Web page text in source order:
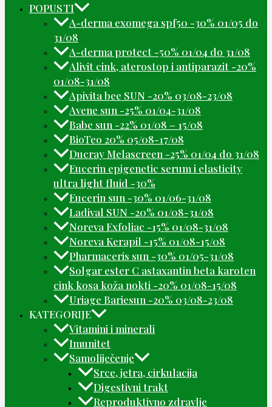
POPUSTI
A-derma exomega spf50 -30% 01/05 do
31/08
A-derma protect -50% 01/04 do 31/08
Alivit cink, aterostop i antiparazit -20%
01/08-31/08
Apivita bee SUN -20% 03/08-23/08
Avene sun -25% 01/04-31/08
Babe sun -22% 01/08 – 15/08
BioTeo 20% 05/08-17/08
Ducray Melascreen -25% 01/04 do 31/08
Eucerin epigenetic serum i elasticity
ultra light fluid -30%
Eucerin sun -30% 01/06-31/08
Ladival SUN -20% 01/08-31/08
Noreva Exfoliac -15% 01/08-31/08
Noreva Kerapil -15% 01/08-15/08
Pharmaceris sun -30% 01/05-31/08
Solgar ester C astaxantin beta karoten
cink kosa koža nokti -20% 01/08-15/08
Uriage Bariesun -20% 03/08-23/08
KATEGORIJE
Vitamini i minerali
Imunitet
Samoliječenje
Srce, jetra, cirkulacija
Digestivni trakt
Reproduktivno zdravlje